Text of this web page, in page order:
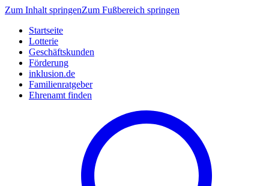
Zum Inhalt springenZum Fußbereich springen
Startseite
Lotterie
Geschäftskunden
Förderung
inklusion.de
Familienratgeber
Ehrenamt finden